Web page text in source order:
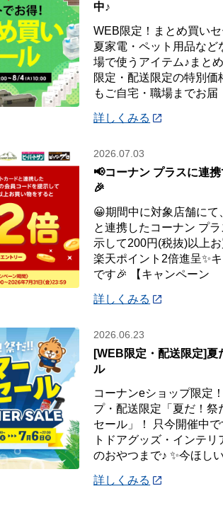
中♪
WEB限定！まとめ買い
夏家電・ペット用品など
場で使うアイテム♪まと
限定・配送限定の特別価
もご自宅・職場までお届
詳しくみる
2026.07.03
📢コーナン プラスに連
🎉
😀期間中に対象店舗にて
と連携したコーナン プ
示して200円(税抜)以上
楽天ポイント2倍進呈✨
です🎉 【キャンペーン
詳しくみる
2026.06.23
[WEB限定・配送限定]夏
ル
コーナンeショップ限定
プ・配送限定「夏だ！祭
セール」！ 只今開催中
トドアグッズ・インテ
のおやつまで♪ ✨今ほしい
詳しくみる